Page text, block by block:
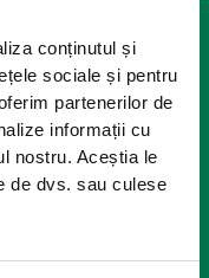
conținutul și
sociale și pentru
partenerilor de
informații cu
nostru. Aceștia le
de dvs. sau culese
ProGreen
IRCC + 3,28%*